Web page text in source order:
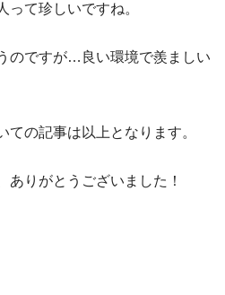
って珍しいですね。
のですが…良い環境で羨ましい
の記事は以上となります。
ありがとうございました！